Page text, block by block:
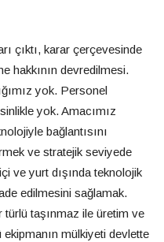
çıktı, karar çerçevesinde
hakkının devredilmesi.
yok. Personel
yok. Amacımız
bağlantısını
ve stratejik seviyede
ve yurt dışında teknolojik
edilmesini sağlamak.
taşınmaz ile üretim ve
ekipmanın mülkiyeti devlette